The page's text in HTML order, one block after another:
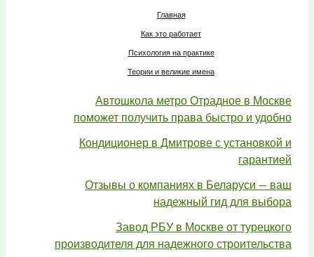
Главная
Как это работает
Психология на практике
Теории и великие имена
Автошкола метро Отрадное в Москве
поможет получить права быстро и удобно
Кондиционер в Дмитрове с установкой и
гарантией
Отзывы о компаниях в Беларуси — ваш
надежный гид для выбора
Завод РБУ в Москве от турецкого
производителя для надежного строительства